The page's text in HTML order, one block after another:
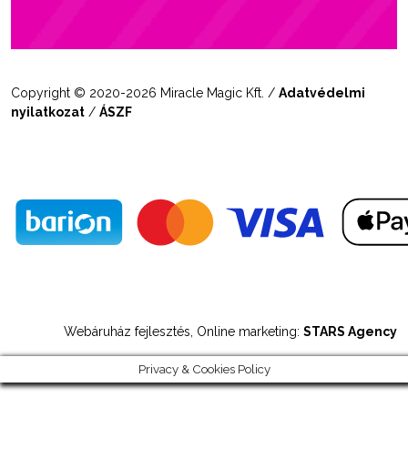
Copyright © 2020-2026 Miracle Magic Kft. / Adatvédelmi
nyilatkozat / ÁSZF
Webáruház fejlesztés, Online marketing: STARS Agency
Privacy & Cookies Policy